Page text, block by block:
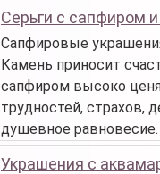
Серьги с сапфиром
Сапфировые
Камень приносит
сапфиром высоко
трудностей, страхов,
душевное равновесие.
Украшения с